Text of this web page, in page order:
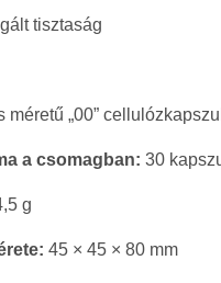
tisztaság
méretű „00”
a csomagban: 30
g
45 × 45 × 80 mm